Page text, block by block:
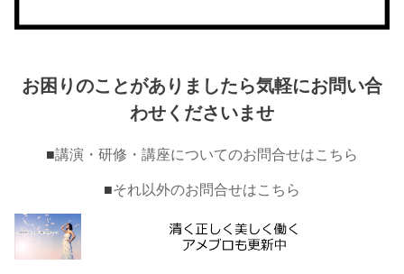
お困りのことがありましたら気軽にお問い合
わせくださいませ
■講演・研修・講座についてのお問合せはこちら
■それ以外のお問合せはこちら